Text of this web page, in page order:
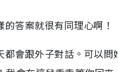
答案就很有同理心啊！
會跟外子對話。可以問